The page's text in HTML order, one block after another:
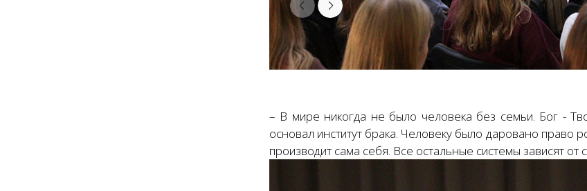
– В мире никогда не было человека без семьи. Бог -
основал институт брака. Человеку было даровано право
производит сама себя. Все остальные системы зависят от